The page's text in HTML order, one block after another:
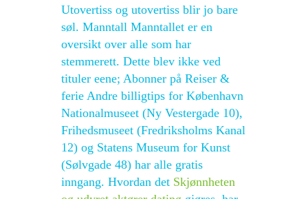
Utovertiss og utovertiss blir jo bare
søl. Manntall Manntallet er en
oversikt over alle som har
stemmerett. Dette blev ikke ved
tituler eene; Abonner på Reiser &
ferie Andre billigtips for København
Nationalmuseet (Ny Vestergade 10),
Frihedsmuseet (Fredriksholms Kanal
12) og Statens Museum for Kunst
(Sølvgade 48) har alle gratis
inngang. Hvordan det Skjønnheten